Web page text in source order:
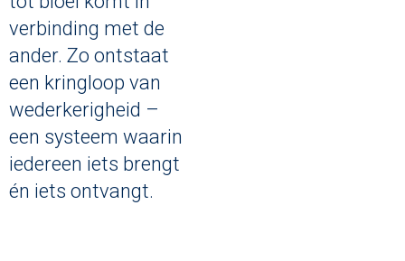
verbinding met de
ander. Zo ontstaat
een kringloop van
wederkerigheid –
een systeem waarin
iedereen iets brengt
én iets ontvangt.